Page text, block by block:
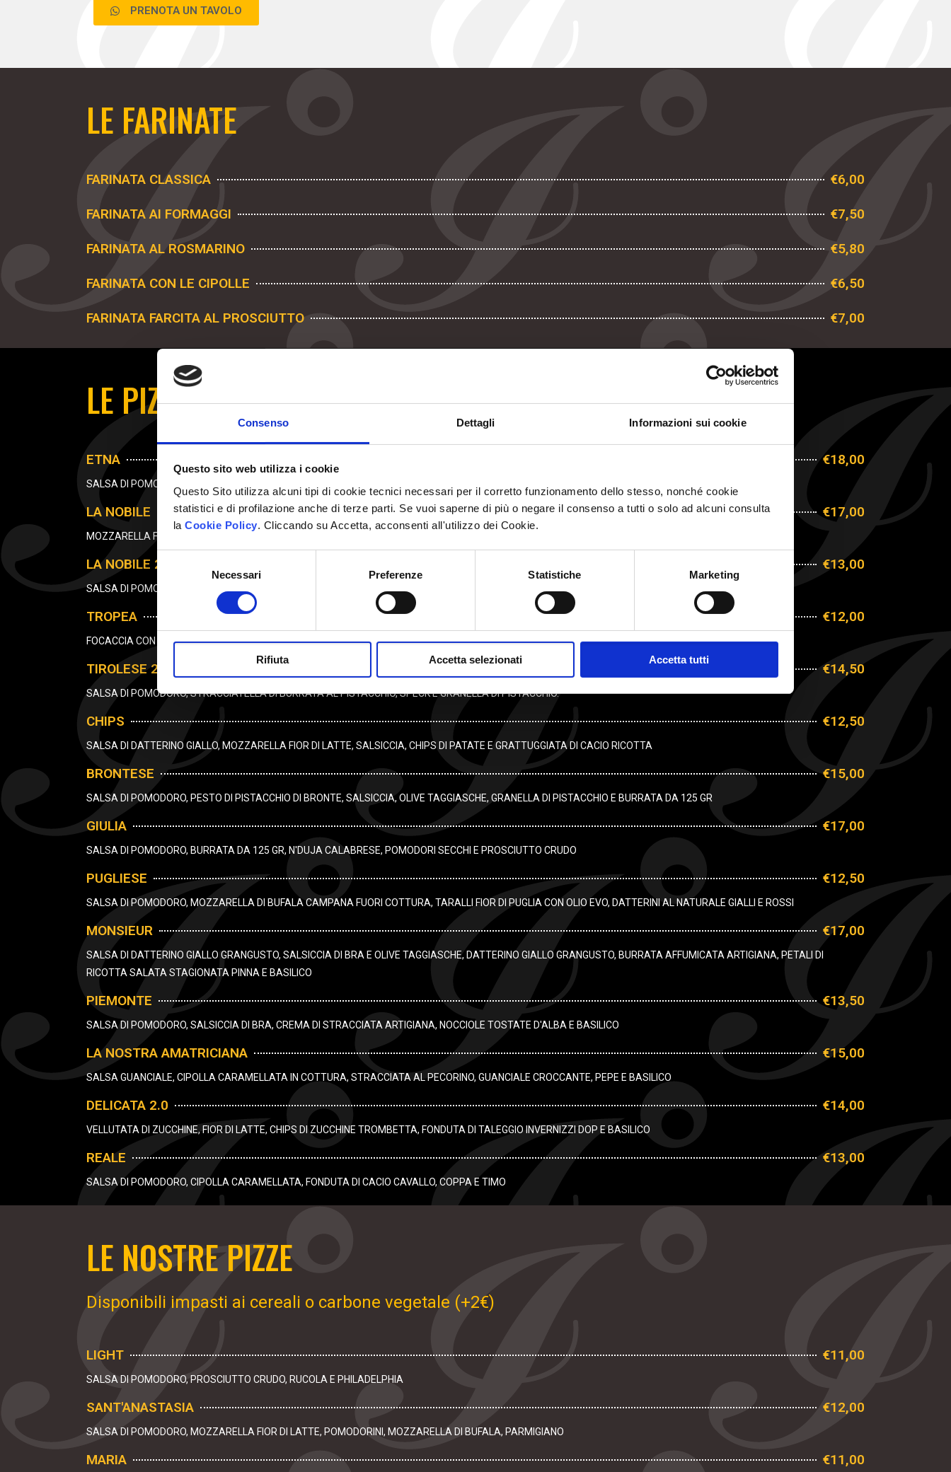
Consenso Dettagli Informazioni sui cookie
Questo sito web utilizza i cookie
Questo Sito utilizza alcuni tipi di cookie tecnici necessari per il corretto funzionamento dello stesso, nonché cookie
statistici e di profilazione anche di terze parti. Se vuoi saperne di più o negare il consenso a tutti o solo ad alcuni consulta
la Cookie Policy. Cliccando su Accetta, acconsenti all'utilizzo dei Cookie.
Selezione
consenso
Necessari Preferenze Statistiche Marketing
Rifiuta Accetta selezionati Accetta tutti
PRENOTA UN TAVOLO
LE FARINATE
FARINATA CLASSICA €6,00
FARINATA AI FORMAGGI €7,50
FARINATA AL ROSMARINO €5,80
FARINATA CON LE CIPOLLE €6,50
FARINATA FARCITA AL PROSCIUTTO €7,00
LE PIZZE GOURMET
ETNA €18,00
SALSA DI POMODORO, STRACCIATELLA DI BURRATA, PATÈ DI OLIVE E PROSCIUTTO CRUDO (DOPPIO IMPASTO)
LA NOBILE €17,00
MOZZARELLA FIOR DI LATTE, MORTADELLA BOLOGNA IGP, PESTO DI PISTACCHI, GRANELLA DI PISTACCHI, BURRATINA 125GR, OLIO EVO E BASILICO
LA NOBILE 2.0 €13,00
SALSA DI POMODORO, MORTADELLA BOLOGNA IGP, STRACCIATELLA DI BURRATA, GRANELLA DI PISTACCHIO DI BRONTE E BASILICO
TROPEA €12,00
FOCACCIA CON SPIANATA CALABRA, OLIVE TAGGIASCHE, CIPOLLA ROSSA DI TROPEA CARAMELLATA E STRACCIATA DI BURRATA
TIROLESE 2.0 €14,50
SALSA DI POMODORO, STRACCIATELLA DI BURRATA AL PISTACCHIO, SPECK E GRANELLA DI PISTACCHIO.
CHIPS €12,50
SALSA DI DATTERINO GIALLO, MOZZARELLA FIOR DI LATTE, SALSICCIA, CHIPS DI PATATE E GRATTUGGIATA DI CACIO RICOTTA
BRONTESE €15,00
SALSA DI POMODORO, PESTO DI PISTACCHIO DI BRONTE, SALSICCIA, OLIVE TAGGIASCHE, GRANELLA DI PISTACCHIO E BURRATA DA 125 GR
GIULIA €17,00
SALSA DI POMODORO, BURRATA DA 125 GR, N'DUJA CALABRESE, POMODORI SECCHI E PROSCIUTTO CRUDO
PUGLIESE €12,50
SALSA DI POMODORO, MOZZARELLA DI BUFALA CAMPANA FUORI COTTURA, TARALLI FIOR DI PUGLIA CON OLIO EVO, DATTERINI AL NATURALE GIALLI E ROSSI
MONSIEUR €17,00
SALSA DI DATTERINO GIALLO GRANGUSTO, SALSICCIA DI BRA E OLIVE TAGGIASCHE, DATTERINO GIALLO GRANGUSTO, BURRATA AFFUMICATA ARTIGIANA, PETALI DI
RICOTTA SALATA STAGIONATA PINNA E BASILICO
PIEMONTE €13,50
SALSA DI POMODORO, SALSICCIA DI BRA, CREMA DI STRACCIATA ARTIGIANA, NOCCIOLE TOSTATE D'ALBA E BASILICO
LA NOSTRA AMATRICIANA €15,00
SALSA GUANCIALE, CIPOLLA CARAMELLATA IN COTTURA, STRACCIATA AL PECORINO, GUANCIALE CROCCANTE, PEPE E BASILICO
DELICATA 2.0 €14,00
VELLUTATA DI ZUCCHINE, FIOR DI LATTE, CHIPS DI ZUCCHINE TROMBETTA, FONDUTA DI TALEGGIO INVERNIZZI DOP E BASILICO
REALE €13,00
SALSA DI POMODORO, CIPOLLA CARAMELLATA, FONDUTA DI CACIO CAVALLO, COPPA E TIMO
LE NOSTRE PIZZE
Disponibili impasti ai cereali o carbone vegetale (+2€)
LIGHT €11,00
SALSA DI POMODORO, PROSCIUTTO CRUDO, RUCOLA E PHILADELPHIA
SANT'ANASTASIA €12,00
SALSA DI POMODORO, MOZZARELLA FIOR DI LATTE, POMODORINI, MOZZARELLA DI BUFALA, PARMIGIANO
MARIA €11,00